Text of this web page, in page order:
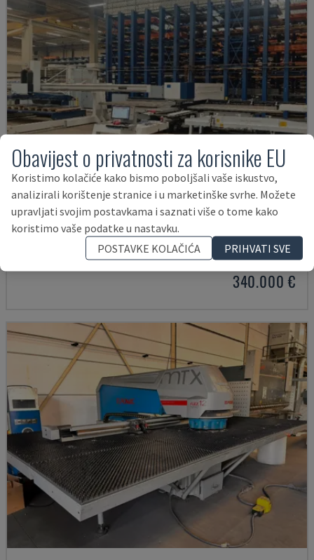
TRUPUNCH 5000 S12 + TRUSTORE 3030
TRUMPF - CNC STROJ ZA PROBIJANJE
2016 46.061 SATI
340.000 €
Obavijest o privatnosti za korisnike EU
Koristimo kolačiće kako bismo poboljšali vaše iskustvo,
analizirali korištenje stranice i u marketinške svrhe. Možete
upravljati svojim postavkama i saznati više o tome kako
koristimo vaše podatke u nastavku.
POSTAVKE KOLAČIĆA
PRIHVATI SVE